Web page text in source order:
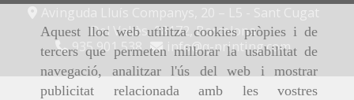
Aquest lloc web utilitza cookies pròpies i de
tercers que permeten millorar la usabilitat de
navegació, analitzar l'ús del web i mostrar
publicitat relacionada amb les vostres
Del Vallès,08172,Barcelona
935 901 538
info q-printing.com